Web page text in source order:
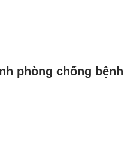
phòng chống bệnh